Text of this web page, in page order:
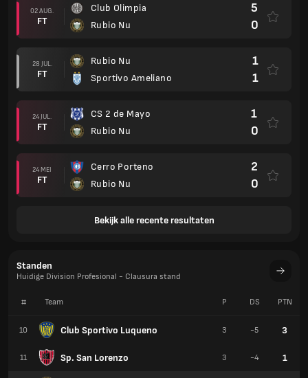
02 AUG.
FT
Club Olimpia
Rubio Nu
5
0
28 JUL.
FT
Rubio Nu
Sportivo Ameliano
1
1
24 JUL.
FT
CS 2 de Mayo
Rubio Nu
1
0
24 MEI
FT
Cerro Porteno
Rubio Nu
2
0
Bekijk alle recente resultaten
Standen
Huidige Division Profesional - Clausura stand
# Team
10 Club Sportivo Luqueno
11 Sp. San Lorenzo
P DS PTN
3 -5 3
3 -4 1